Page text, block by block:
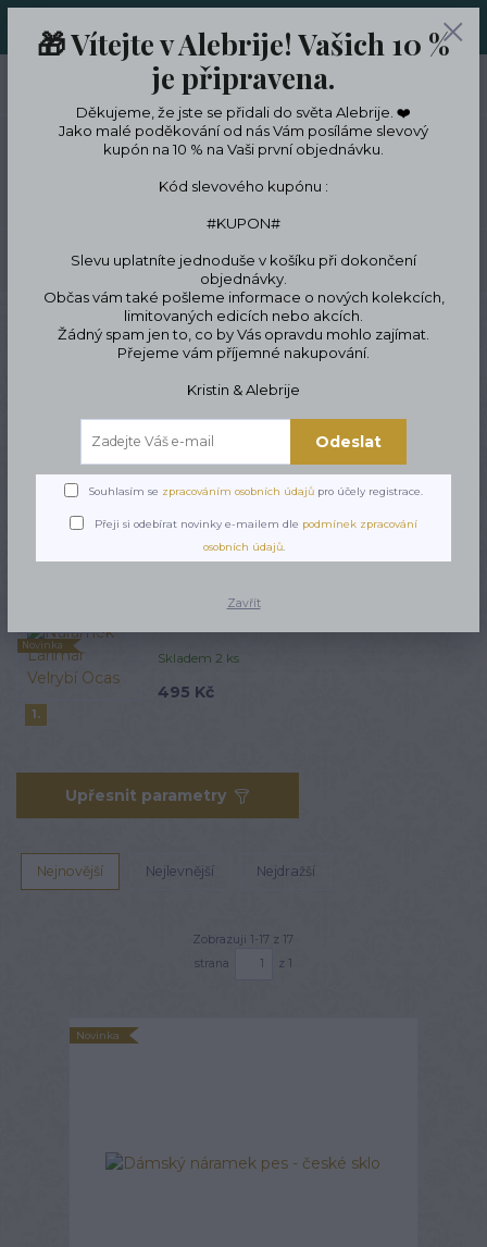
LIMITKÁCH
CZK
Hledat
Náramky Náramky podle znamení zvěrokruhu
23.9. - 23.10.
Váhy 23.9. -
23.10.
Nejprodávanější
1.
Skladem 2 ks
Novinka
495 Kč
Upřesnit parametry
Nejnovější Nejlevnější Nejdražší
Zobrazuji 1-17 z 17
strana
z 1
Novinka
🎁 Vítejte v Alebrije! Vašich 10 %
je připravena.
Děkujeme, že jste se přidali do světa Alebrije. ❤️
Jako malé poděkování od nás Vám posíláme slevový
kupón na 10 % na Vaši první objednávku.
Kód slevového kupónu :
#KUPON#
Slevu uplatníte jednoduše v košíku při dokončení
objednávky.
Občas vám také pošleme informace o nových kolekcích,
limitovaných edicích nebo akcích.
Žádný spam jen to, co by Vás opravdu mohlo zajímat.
Přejeme vám příjemné nakupování.
Kristin & Alebrije
Odeslat
Souhlasím se zpracováním osobních údajů pro účely registrace.
Přeji si odebírat novinky e-mailem dle podmínek zpracování
osobních údajů.
Zavřít